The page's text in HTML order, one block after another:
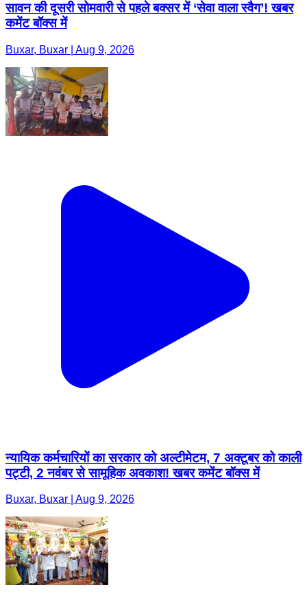
सावन की दूसरी सोमवारी से पहले बक्सर में ‘सेवा वाला स्वैग’! खबर
कमेंट बॉक्स में
Buxar, Buxar | Aug 9, 2026
न्यायिक कर्मचारियों का सरकार को अल्टीमेटम, 7 अक्टूबर को काली
पट्टी, 2 नवंबर से सामूहिक अवकाश! खबर कमेंट बॉक्स में
Buxar, Buxar | Aug 9, 2026